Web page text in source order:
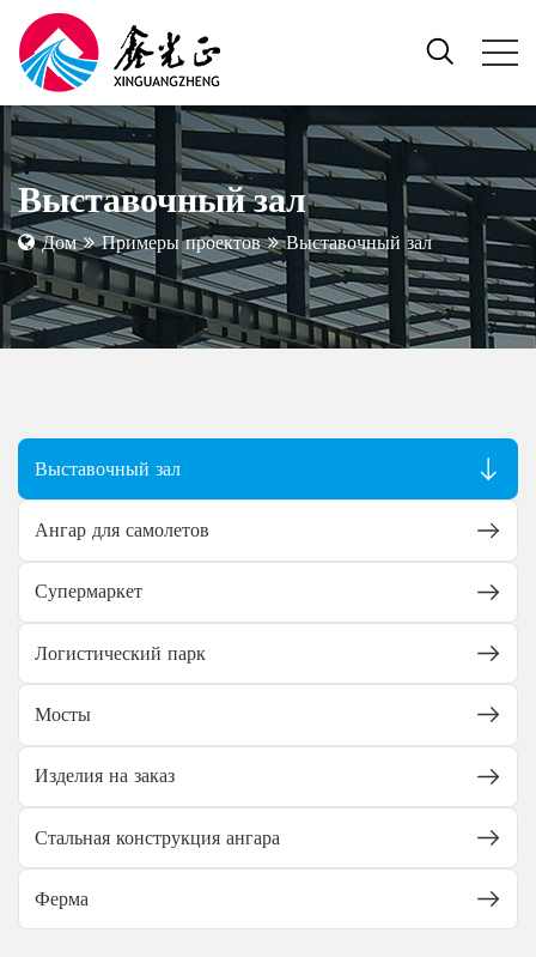
Выставочный зал
Дом Примеры проектов Выставочный зал
Выставочный зал
Ангар для самолетов
Супермаркет
Логистический парк
Мосты
Изделия на заказ
Стальная конструкция ангара
Ферма